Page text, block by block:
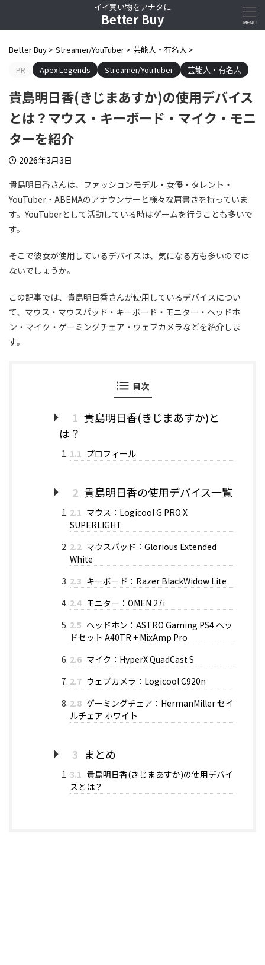
イイ買い物をアナタに
Better Buy
Better Buy > Streamer/YouTuber > 芸能人・有名人 >
PR
Apex Legends Streamer/YouTuber 芸能人・有名人
貴島明日香(きじまあすか)の使用デバイス
とは？マウス・キーボード・マイク・モニ
ターを紹介
2026年3月3日
貴島明日香さんは、ファッションモデル・女優・タレント・
YouTuber・ABEMAのアナウンサーと様々な肩書きを持っていま
す。YouTuberとして活動している時はゲームを行うことも多いで
す。
そこで彼女が使用しているデバイスは、気になる方も多いのでは
ないでしょうか。
この記事では、貴島明日香さんが使用しているデバイスについ
て、マウス・マウスパッド・キーボード・モニター・ヘッドホ
ン・マイク・ゲーミングチェア・ウェブカメラなどを紹介しま
す。
目次
1 貴島明日香(きじまあすか)と
は？
1.1 プロフィール
2 貴島明日香の使用デバイス一覧
2.1 マウス：Logicool G PRO X
SUPERLIGHT
2.2 マウスパッド：Glorious Extended
White
2.3 キーボード：Razer BlackWidow Lite
2.4 モニター：OMEN 27i
2.5 ヘッドホン：ASTRO Gaming PS4 ヘッ
ドセット A40TR + MixAmp Pro
2.6 マイク：HyperX QuadCast S
2.7 ウェブカメラ：Logicool C920n
2.8 ゲーミングチェア：HermanMiller セイ
ルチェア ホワイト
3 まとめ
3.1 貴島明日香(きじまあすか)の使用デバイ
スとは？